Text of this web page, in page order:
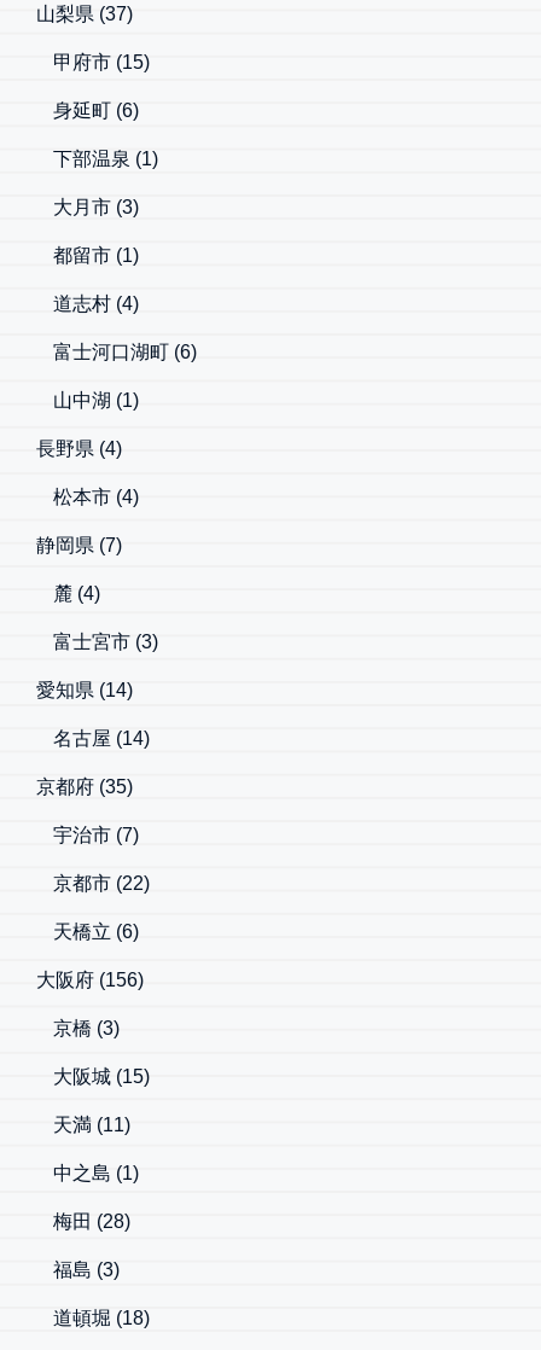
山梨県 (37)
甲府市 (15)
身延町 (6)
下部温泉 (1)
大月市 (3)
都留市 (1)
道志村 (4)
富士河口湖町 (6)
山中湖 (1)
長野県 (4)
松本市 (4)
静岡県 (7)
麓 (4)
富士宮市 (3)
愛知県 (14)
名古屋 (14)
京都府 (35)
宇治市 (7)
京都市 (22)
天橋立 (6)
大阪府 (156)
京橋 (3)
大阪城 (15)
天満 (11)
中之島 (1)
梅田 (28)
福島 (3)
道頓堀 (18)